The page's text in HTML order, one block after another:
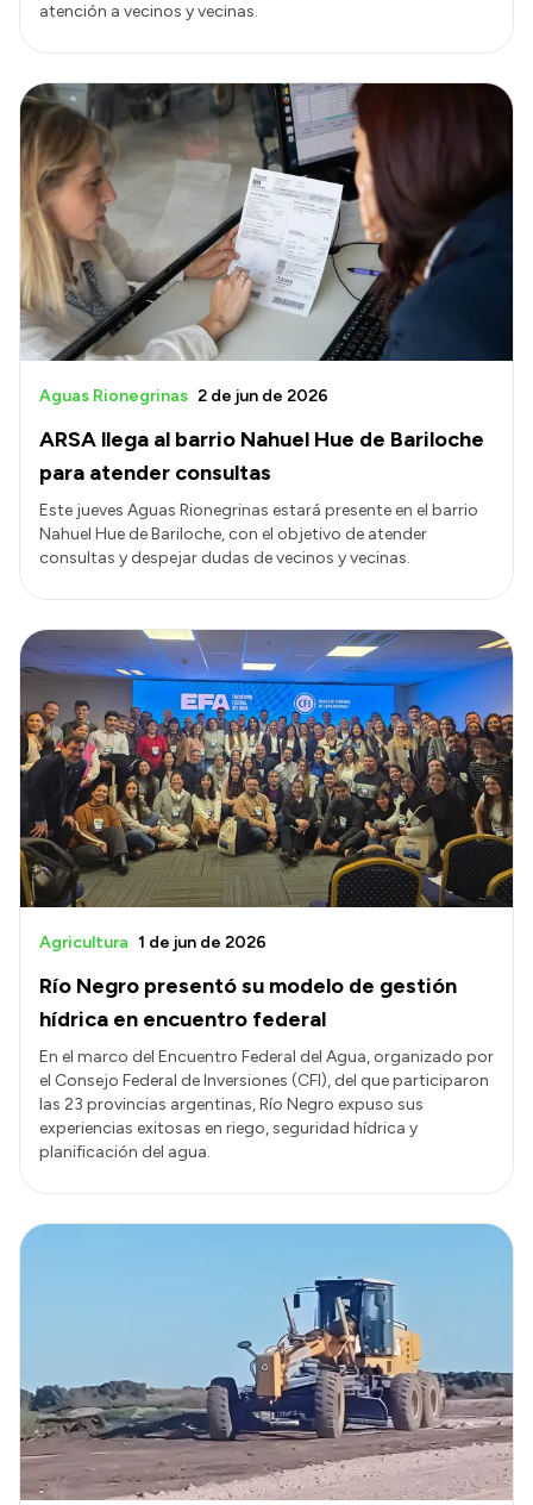
atención a vecinos y vecinas.
ARSA llega al barrio Nahuel Hue de Bariloche
para atender consultas
Aguas Rionegrinas 2 de jun de 2026
Este jueves Aguas Rionegrinas estará presente en el barrio
Nahuel Hue de Bariloche, con el objetivo de atender
consultas y despejar dudas de vecinos y vecinas.
Río Negro presentó su modelo de gestión
hídrica en encuentro federal
Agricultura 1 de jun de 2026
En el marco del Encuentro Federal del Agua, organizado por
el Consejo Federal de Inversiones (CFI), del que participaron
las 23 provincias argentinas, Río Negro expuso sus
experiencias exitosas en riego, seguridad hídrica y
planificación del agua.